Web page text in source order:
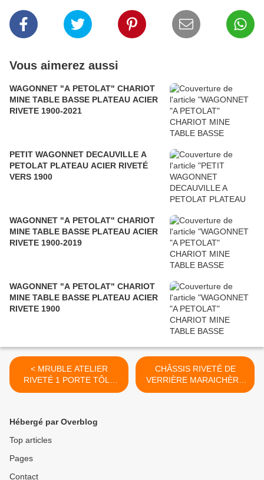
Vous aimerez aussi
WAGONNET "A PETOLAT" CHARIOT
MINE TABLE BASSE PLATEAU ACIER
RIVETE 1900-2021
PETIT WAGONNET DECAUVILLE A
PETOLAT PLATEAU ACIER RIVETÉ
VERS 1900
WAGONNET "A PETOLAT" CHARIOT
MINE TABLE BASSE PLATEAU ACIER
RIVETE 1900-2019
WAGONNET "A PETOLAT" CHARIOT
MINE TABLE BASSE PLATEAU ACIER
RIVETE 1900
< MRUBLE ATELIER
RIVETÉ 1 PORTE TÔLE
DÉPLOYÉE 2021
CHÂSSIS RIVETÉ DE
VERRIÈRE MARAICHÈRE
POUR MIROIR 1920 >
Hébergé par Overblog
Top articles
Pages
Contact